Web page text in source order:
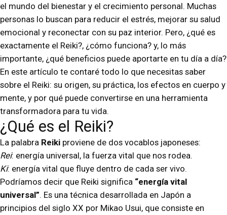
el mundo del bienestar y el crecimiento personal. Muchas
personas lo buscan para reducir el estrés, mejorar su salud
emocional y reconectar con su paz interior. Pero, ¿qué es
exactamente el Reiki?, ¿cómo funciona? y, lo más
importante, ¿qué beneficios puede aportarte en tu día a día?
En este artículo te contaré todo lo que necesitas saber
sobre el Reiki: su origen, su práctica, los efectos en cuerpo y
mente, y por qué puede convertirse en una herramienta
transformadora para tu vida.
¿Qué es el Reiki?
La palabra Reiki proviene de dos vocablos japoneses:
Rei: energía universal, la fuerza vital que nos rodea.
Ki: energía vital que fluye dentro de cada ser vivo.
Podríamos decir que Reiki significa “energía vital
universal”. Es una técnica desarrollada en Japón a
principios del siglo XX por Mikao Usui, que consiste en